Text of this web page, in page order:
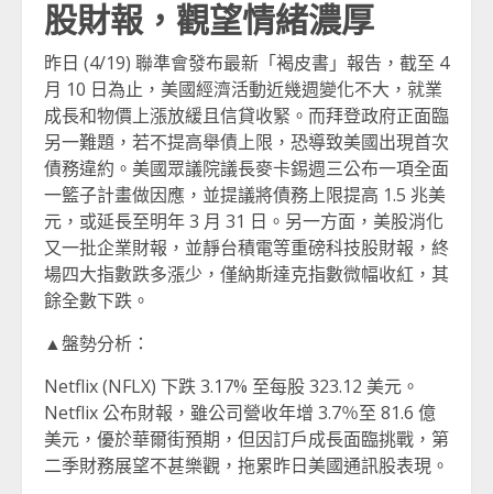
股財報，觀望情緒濃厚
昨日 (4/19) 聯準會發布最新「褐皮書」報告，截至 4
月 10 日為止，美國經濟活動近幾週變化不大，就業
成長和物價上漲放緩且信貸收緊。而拜登政府正面臨
另一難題，若不提高舉債上限，恐導致美國出現首次
債務違約。美國眾議院議長麥卡錫週三公布一項全面
一籃子計畫做因應，並提議將債務上限提高 1.5 兆美
元，或延長至明年 3 月 31 日。另一方面，美股消化
又一批企業財報，並靜台積電等重磅科技股財報，終
場四大指數跌多漲少，僅納斯達克指數微幅收紅，其
餘全數下跌。
▲盤勢分析：
Netflix (NFLX) 下跌 3.17% 至每股 323.12 美元。
Netflix 公布財報，雖公司營收年增 3.7％至 81.6 億
美元，優於華爾街預期，但因訂戶成長面臨挑戰，第
二季財務展望不甚樂觀，拖累昨日美國通訊股表現。